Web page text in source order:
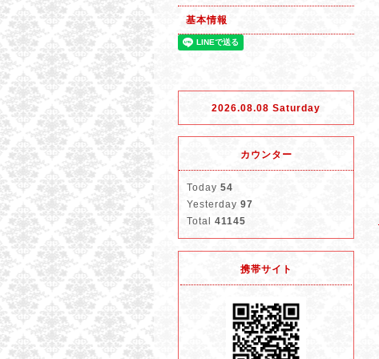
基本情報
2026.08.08 Saturday
カウンター
Today 54
Yesterday 97
Total 41145
携帯サイト